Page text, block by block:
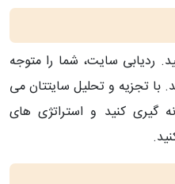
ردیابی سایت، شما را متوجه
تجزیه و تحلیل سایتتان می
گیری کنید و استراتژی های